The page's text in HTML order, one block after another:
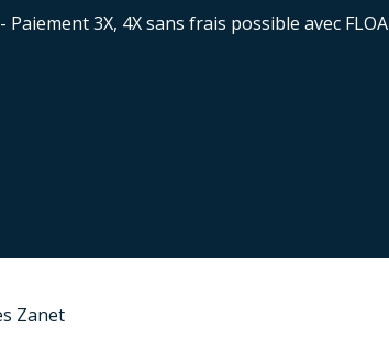
- Paiement 3X, 4X sans frais possible avec FLOA